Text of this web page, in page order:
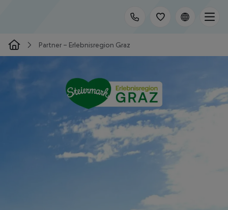
Partner – Erlebnisregion Graz